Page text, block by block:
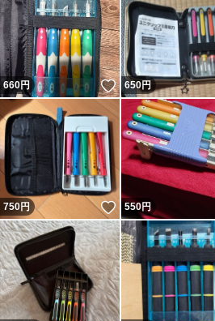
660円 いいね！
650円
750円 いいね！
550円